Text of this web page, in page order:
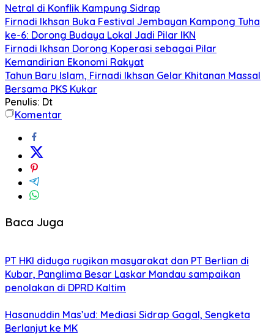
Netral di Konflik Kampung Sidrap
Firnadi Ikhsan Buka Festival Jembayan Kampong Tuha
ke-6: Dorong Budaya Lokal Jadi Pilar IKN
Firnadi Ikhsan Dorong Koperasi sebagai Pilar
Kemandirian Ekonomi Rakyat
Tahun Baru Islam, Firnadi Ikhsan Gelar Khitanan Massal
Bersama PKS Kukar
Penulis: Dt
Komentar
Baca Juga
PT HKI diduga rugikan masyarakat dan PT Berlian di
Kubar, Panglima Besar Laskar Mandau sampaikan
penolakan di DPRD Kaltim
Hasanuddin Mas’ud: Mediasi Sidrap Gagal, Sengketa
Berlanjut ke MK